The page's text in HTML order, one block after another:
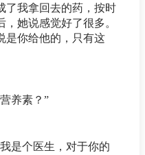
了我拿回去的药，按时
她说感觉好了很多。
是你给他的，只有这
养素？”
是个医生，对于你的